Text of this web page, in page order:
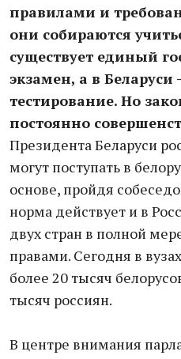
правилами и
они собираются
существует единый
экзамен, а в
тестирование. Но
постоянно
Президента Беларуси
могут поступать в
основе, пройдя
норма действует и в
двух стран в полной
правами. Сегодня в
более 20 тысяч
тысяч россиян.
В центре внимания